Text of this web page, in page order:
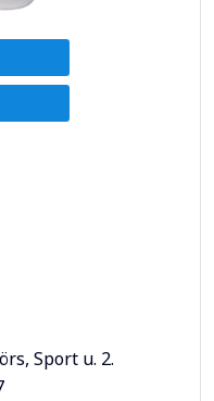
Sport u. 2.